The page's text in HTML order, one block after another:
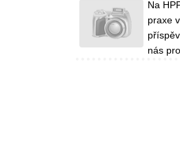
Na
praxe
nás